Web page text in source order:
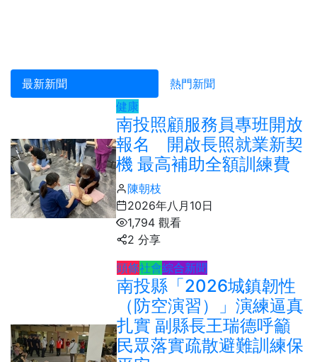
最新新聞
熱門新聞
健康
南投照顧服務員專班開放
報名 開啟長照就業新契
機 最高補助全額訓練費
陳朝枝
2026年八月10日
1,794 觀看
2 分享
頭條社會綜合新聞
南投縣「2026城鎮韌性
（防空演習）」演練逼真
扎實 副縣長王瑞德呼籲
民眾落實疏散避難訓練保